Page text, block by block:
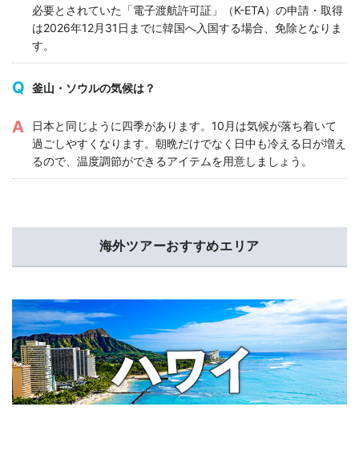
必要とされていた「電子渡航許可証」（K-ETA）の申請・取得
は2026年12月31日までに韓国へ入国する場合、免除となりま
す。
釜山・ソウルの気候は？
日本と同じように四季があります。10月は気候が落ち着いて
過ごしやすくなります。朝晩だけでなく日中も冷える日が増え
るので、温度調節ができるアイテムを用意しましょう。
海外ツアーおすすめエリア